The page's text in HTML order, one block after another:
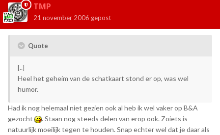
TMP
21 november 2006 gepost
Quote
[..]
Heel het geheim van de schatkaart stond er op, was wel
humor.
Had ik nog helemaal niet gezien ook al heb ik wel vaker op B&A
gezocht
. Staan nog steeds delen van erop ook. Zoiets is
natuurlijk moeilijk tegen te houden. Snap echter wel dat je daar als